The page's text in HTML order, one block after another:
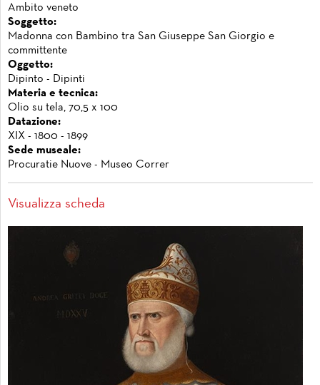
Ambito veneto
Soggetto:
Madonna con Bambino tra San Giuseppe San Giorgio e
committente
Oggetto:
Dipinto - Dipinti
Materia e tecnica:
Olio su tela, 70,5 x 100
Datazione:
XIX - 1800 - 1899
Sede museale:
Procuratie Nuove - Museo Correr
Visualizza scheda